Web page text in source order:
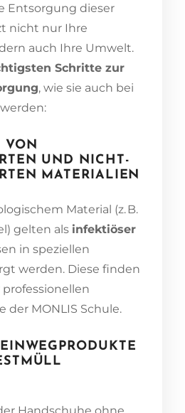
Entsorgung dieser
nicht nur Ihre
auch Ihre Umwelt.
Schritte zur
, wie sie auch bei
VON
UND NICHT-
MATERIALIEN
Material (z. B.
gelten als infektiöser
in speziellen
werden. Diese finden
professionellen
der MONLIS Schule.
Handschuhe ohne